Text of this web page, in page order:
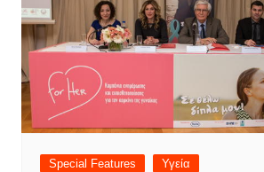
Special Features Υγεία